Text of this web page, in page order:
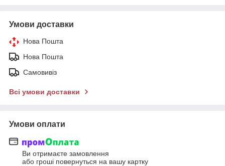
Умови доставки
Нова Пошта
Нова Пошта
Самовивіз
Всі умови доставки
Умови оплати
Ви отримаєте замовлення
або гроші повернуться на вашу картку